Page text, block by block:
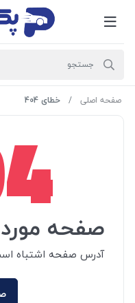
صفحه اصلی خطای 404
صفحه
آدرس صفحه اشتباه